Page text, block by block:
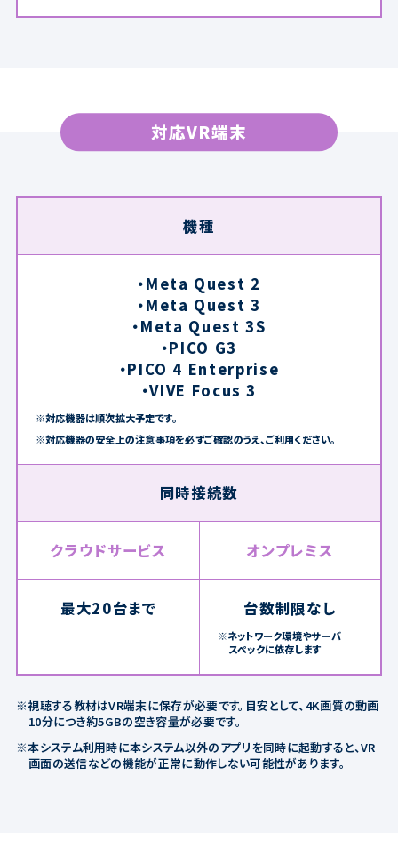
対応VR端末
機種
・Meta Quest 2
・Meta Quest 3
・Meta Quest 3S
・PICO G3
・PICO 4 Enterprise
・VIVE Focus 3
※対応機器は順次拡大予定です。
※対応機器の安全上の注意事項を必ずご確認のうえ、ご利用ください。
同時接続数
クラウドサービス オンプレミス
最大20台まで 台数制限なし
※ネットワーク環境やサーバ
スペックに依存します
※視聴する教材はVR端末に保存が必要です。目安として、4K画質の動画
10分につき約5GBの空き容量が必要です。
※本システム利用時に本システム以外のアプリを同時に起動すると、VR
画面の送信などの機能が正常に動作しない可能性があります。